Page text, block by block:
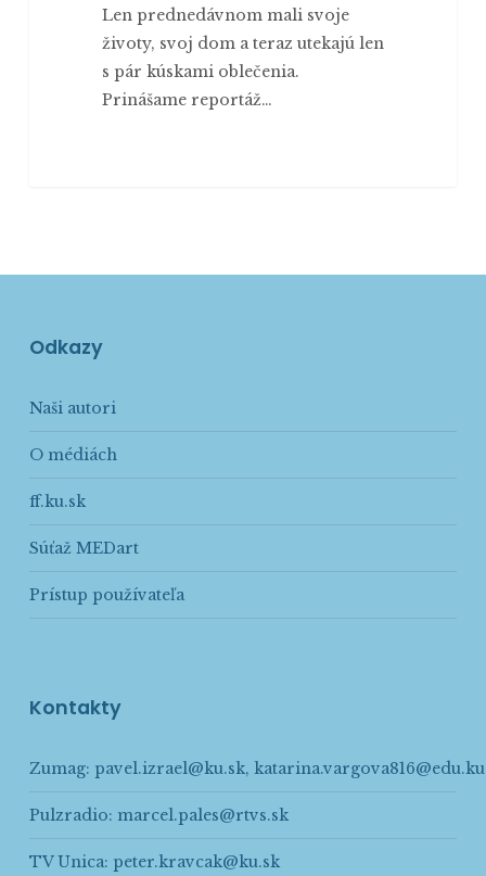
Len prednedávnom mali svoje
životy, svoj dom a teraz utekajú len
s pár kúskami oblečenia.
Prinášame reportáž…
Odkazy
Naši autori
O médiách
ff.ku.sk
Súťaž MEDart
Prístup používateľa
Kontakty
Zumag: pavel.izrael@ku.sk,
Pulzradio: marcel.pales@rtvs.sk
TV Unica: peter.kravcak@ku.sk